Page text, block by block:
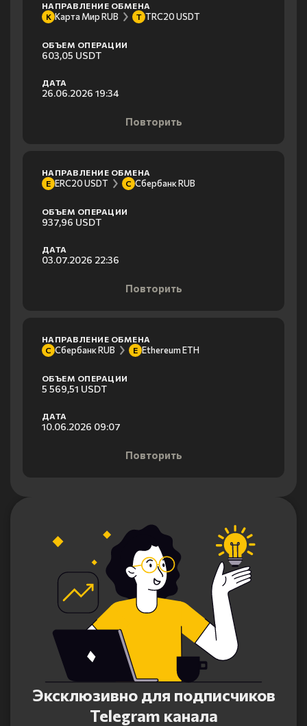
НАПРАВЛЕНИЕ ОБМЕНА
К Карта Мир RUB T TRC20 USDT
ОБЪЕМ ОПЕРАЦИИ
603,05 USDT
ДАТА
26.06.2026 19:34
Повторить
НАПРАВЛЕНИЕ ОБМЕНА
E ERC20 USDT С Сбербанк RUB
ОБЪЕМ ОПЕРАЦИИ
937,96 USDT
ДАТА
03.07.2026 22:36
Повторить
НАПРАВЛЕНИЕ ОБМЕНА
С Сбербанк RUB E Ethereum ETH
ОБЪЕМ ОПЕРАЦИИ
5 569,51 USDT
ДАТА
10.06.2026 09:07
Повторить
Эксклюзивно для подписчиков
Telegram канала